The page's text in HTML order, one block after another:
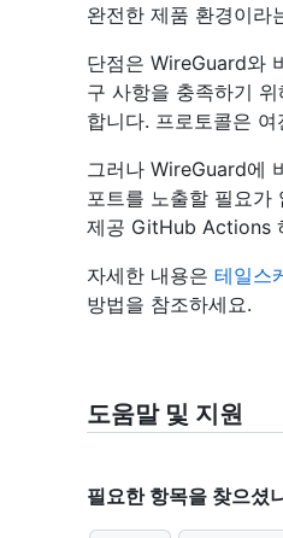
완전한 제품 환경이라
단점은 WireGuard와
구 사항을 충족하기
합니다. 프로토콜은
그러나 WireGuard에
포트를 노출할 필요가
제공 GitHub Actions
자세한 내용은 테일스
방법을 참조하세요.
도움말 및 지원
필요한 항목을 찾으셨